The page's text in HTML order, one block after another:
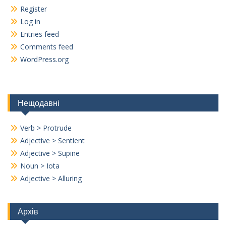
Register
Log in
Entries feed
Comments feed
WordPress.org
Нещодавні
Verb > Protrude
Adjective > Sentient
Adjective > Supine
Noun > Iota
Adjective > Alluring
Архів